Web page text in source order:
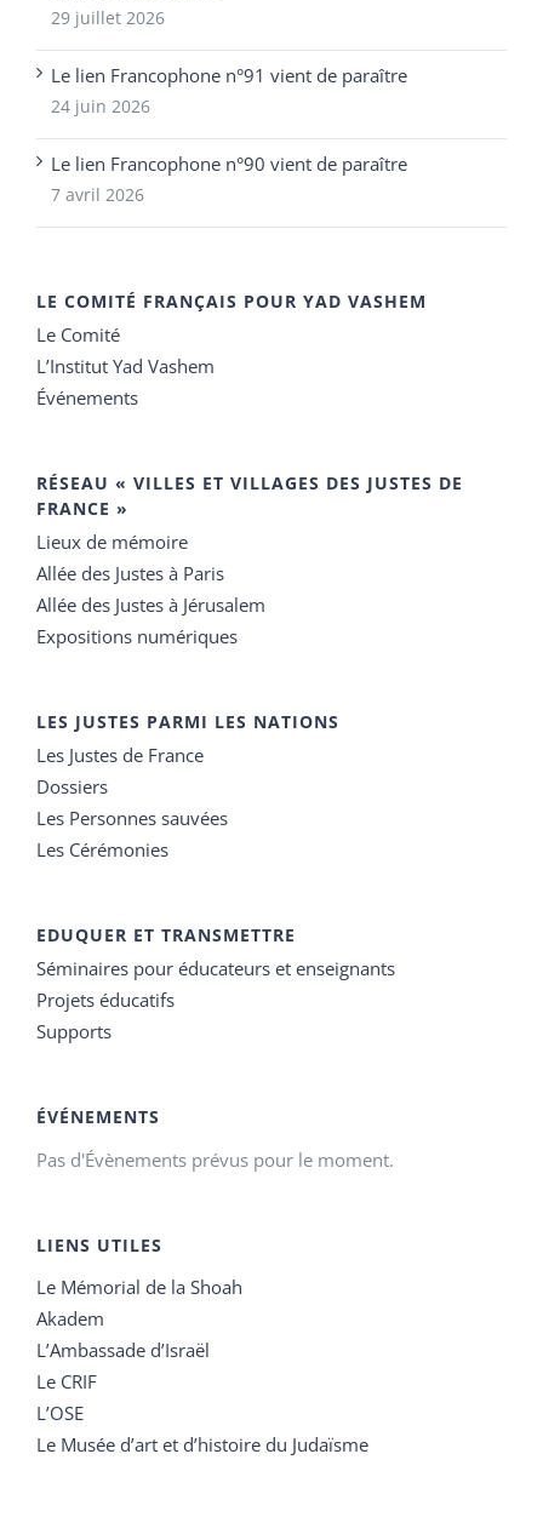
29 juillet 2026
Le lien Francophone n°91 vient de paraître
24 juin 2026
Le lien Francophone n°90 vient de paraître
7 avril 2026
LE COMITÉ FRANÇAIS POUR YAD VASHEM
Le Comité
L’Institut Yad Vashem
Événements
RÉSEAU « VILLES ET VILLAGES DES JUSTES DE
FRANCE »
Lieux de mémoire
Allée des Justes à Paris
Allée des Justes à Jérusalem
Expositions numériques
LES JUSTES PARMI LES NATIONS
Les Justes de France
Dossiers
Les Personnes sauvées
Les Cérémonies
EDUQUER ET TRANSMETTRE
Séminaires pour éducateurs et enseignants
Projets éducatifs
Supports
ÉVÉNEMENTS
Pas d'Évènements prévus pour le moment.
LIENS UTILES
Le Mémorial de la Shoah
Akadem
L’Ambassade d’Israël
Le CRIF
L’OSE
Le Musée d’art et d’histoire du Judaïsme